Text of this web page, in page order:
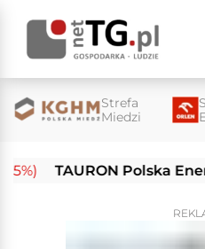
Strefa
Miedzi
TAURON Polska